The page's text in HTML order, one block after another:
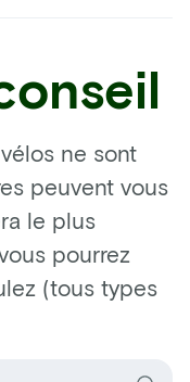
ne sont
peuvent vous
le plus
pourrez
(tous types